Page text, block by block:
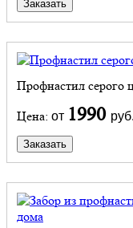
Заказать
Профнастил серого
Цена: от 1990 руб.
Заказать